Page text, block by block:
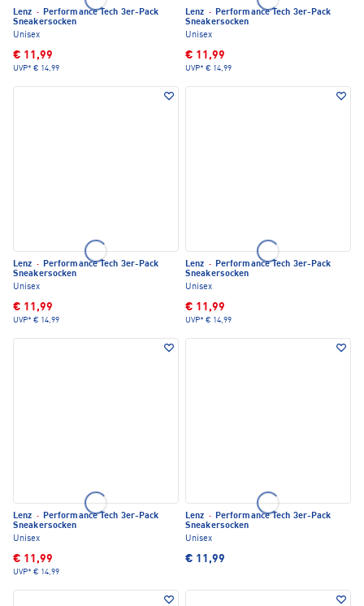
Lenz · Performance Tech 3er-Pack
Sneakersocken
Unisex
€ 11,99
UVP* € 14,99
Lenz · Performance Tech 3er-Pack
Sneakersocken
Unisex
€ 11,99
UVP* € 14,99
Lenz · Performance Tech 3er-Pack
Sneakersocken
Unisex
€ 11,99
UVP* € 14,99
Lenz · Performance Tech 3er-Pack
Sneakersocken
Unisex
€ 11,99
UVP* € 14,99
Lenz · Performance Tech 3er-Pack
Sneakersocken
Unisex
€ 11,99
UVP* € 14,99
Lenz · Performance Tech 3er-Pack
Sneakersocken
Unisex
€ 11,99